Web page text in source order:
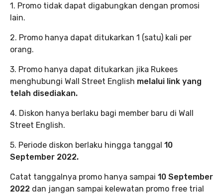
1. Promo tidak dapat digabungkan dengan promosi
lain.
2. Promo hanya dapat ditukarkan 1 (satu) kali per
orang.
3. Promo hanya dapat ditukarkan jika Rukees
menghubungi Wall Street English melalui link yang
telah disediakan.
4. Diskon hanya berlaku bagi member baru di Wall
Street English.
5. Periode diskon berlaku hingga tanggal 10
September 2022.
Catat tanggalnya promo hanya sampai 10 September
2022 dan jangan sampai kelewatan promo free trial